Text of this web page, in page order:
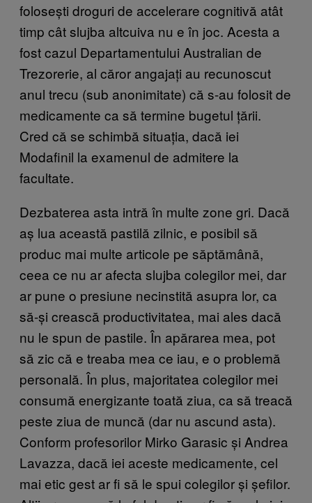
folosești droguri de accelerare cognitivă atât
timp cât slujba altcuiva nu e în joc. Acesta a
fost cazul Departamentului Australian de
Trezorerie, al căror angajați au recunoscut
anul trecu (sub anonimitate) că s-au folosit de
medicamente ca să termine bugetul țării.
Cred că se schimbă situația, dacă iei
Modafinil la examenul de admitere la
facultate.
Dezbaterea asta intră în multe zone gri. Dacă
aș lua această pastilă zilnic, e posibil să
produc mai multe articole pe săptămână,
ceea ce nu ar afecta slujba colegilor mei, dar
ar pune o presiune necinstită asupra lor, ca
să-și crească productivitatea, mai ales dacă
nu le spun de pastile. În apărarea mea, pot
să zic că e treaba mea ce iau, e o problemă
personală. În plus, majoritatea colegilor mei
consumă energizante toată ziua, ca să treacă
peste ziua de muncă (dar nu ascund asta).
Conform profesorilor Mirko Garasic și Andrea
Lavazza, dacă iei aceste medicamente, cel
mai etic gest ar fi să le spui colegilor și șefilor.